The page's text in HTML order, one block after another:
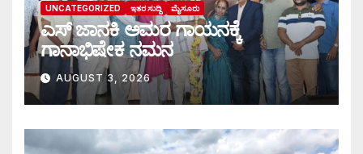
UNCATEGORIZED ಇತರ ಸುದ್ದಿ ಮೈಸೂರು
ಎಸ್ ಜಾನಕಿ ಅಮರ ಗಾಯನಕ್ಕೆ
ಗಾನಾಭಿಷೇಕ ನಮನ
AUGUST 3, 2026